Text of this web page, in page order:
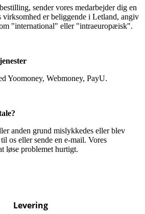
sender vores medarbejder dig en
er beliggende i Letland, angiv
"international" eller "intraeuropæisk".
Yoomoney, Webmoney, PayU.
anden grund mislykkedes eller blev
os eller sende en e-mail. Vores
løse problemet hurtigt.
Levering